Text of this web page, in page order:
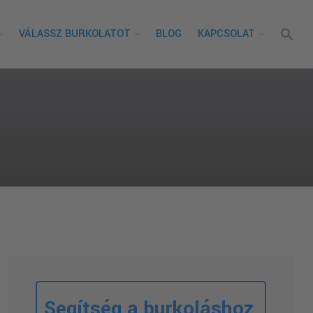
VÁLASSZ BURKOLATOT BLOG KAPCSOLAT